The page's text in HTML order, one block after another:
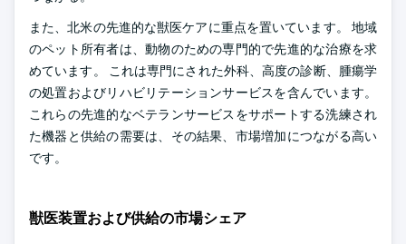
また、北米の先進的な獣医ケアに重点を置いています。 地域
のペット所有者は、動物のための専門的で先進的な治療を求
めています。 これは専門にされた外科、高度の診断、腫瘍学
の処置およびリハビリテーションサービスを含んでいます。
これらの先進的なベテランサービスをサポートする洗練され
た機器と供給の需要は、その結果、市場増加につながる高い
です。
獣医装置および供給の市場シェア